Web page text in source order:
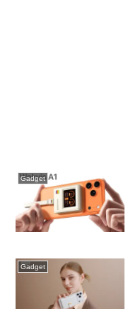
Gadget
Gadget